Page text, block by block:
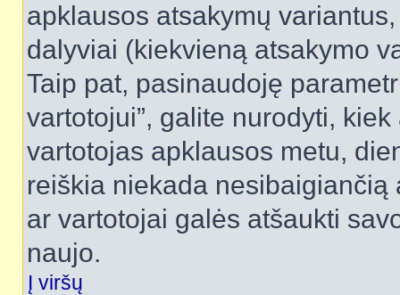
apklausos atsakymų
dalyviai (kiekvieną atsakymo
Taip pat, pasinaudoję
vartotojui”, galite nurodyti,
vartotojas apklausos metu,
reiškia niekada
ar vartotojai galės atšaukti
naujo.
Į viršų